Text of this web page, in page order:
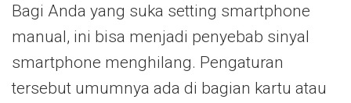
Bagi Anda yang suka setting smartphone
manual, ini bisa menjadi penyebab sinyal
smartphone menghilang. Pengaturan
tersebut umumnya ada di bagian kartu atau